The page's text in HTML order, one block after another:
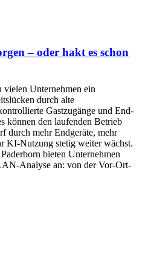
– oder hakt es schon
Unternehmen ein
durch alte
Gastzugänge und End-
können den laufenden Betrieb
durch mehr Endgeräte, mehr
KI-Nutzung stetig weiter wächst.
bieten Unternehmen
Analyse an: von der Vor-Ort-